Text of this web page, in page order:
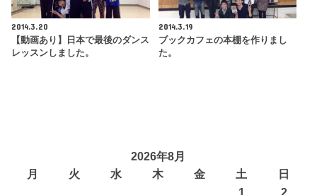
2014.3.20
【動画あり】日本で最後のダンス
レッスンしました。
2014.3.19
ブックカフェの本棚を作りまし
た。
2026年8月
月
火 水 木 金 土
日
1
2